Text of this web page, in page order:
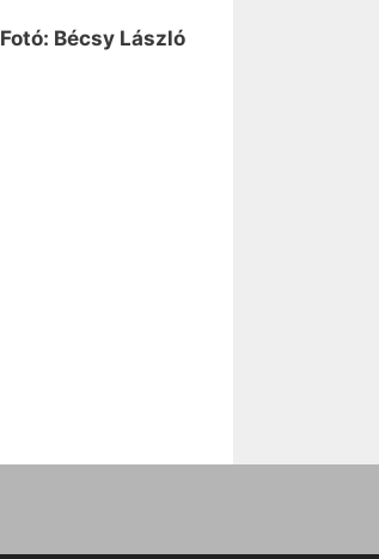
Fotó: Bécsy László